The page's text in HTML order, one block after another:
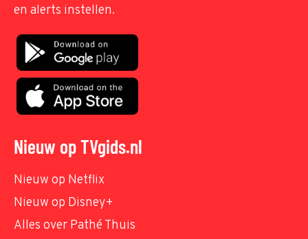
en alerts instellen.
Nieuw op TVgids.nl
Nieuw op Netflix
Nieuw op Disney+
Alles over Pathé Thuis